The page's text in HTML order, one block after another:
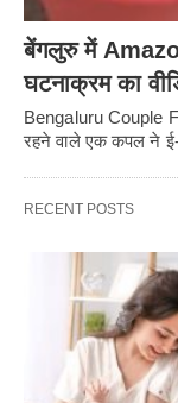
बेंगलुरु में
घटनाक्रम का
Bengaluru Couple
रहने वाले एक कपल ने
RECENT POSTS